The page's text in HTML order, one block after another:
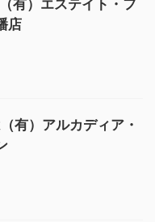
有）エステイト・フ
店
有）アルカディア・